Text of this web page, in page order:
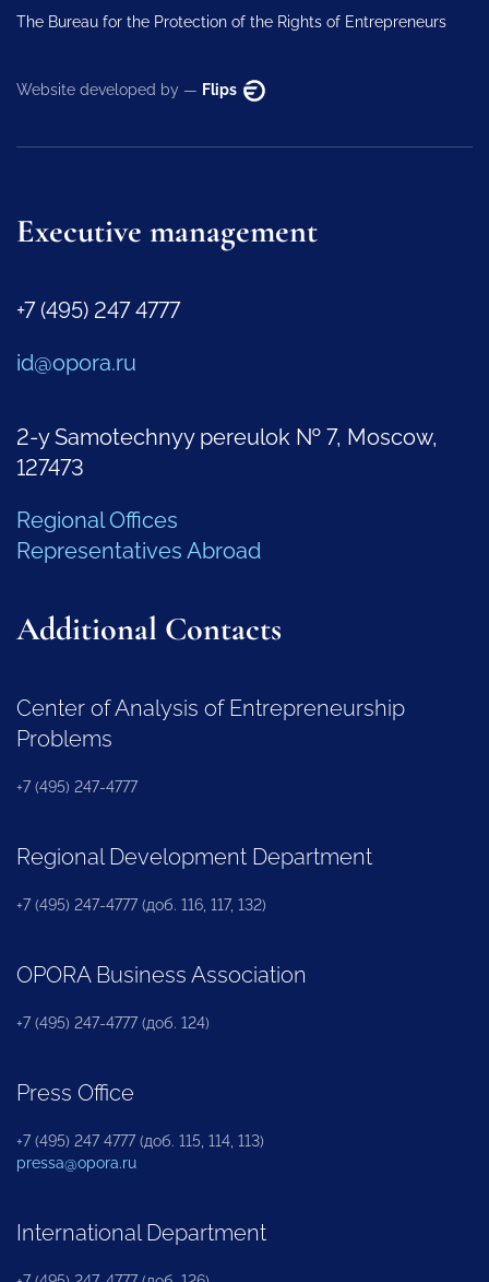
The Bureau for the Protection of the Rights of Entrepreneurs
Website developed by — Flips
Executive management
+7 (495) 247 4777
id@opora.ru
2-y Samotechnyy pereulok № 7, Moscow,
127473
Regional Offices
Representatives Abroad
Additional Contacts
Center of Analysis of Entrepreneurship
Problems
+7 (495) 247-4777
Regional Development Department
+7 (495) 247-4777 (доб. 116, 117, 132)
OPORA Business Association
+7 (495) 247-4777 (доб. 124)
Press Office
+7 (495) 247 4777 (доб. 115, 114, 113)
pressa@opora.ru
International Department